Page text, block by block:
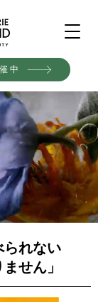
中
られない
せん」